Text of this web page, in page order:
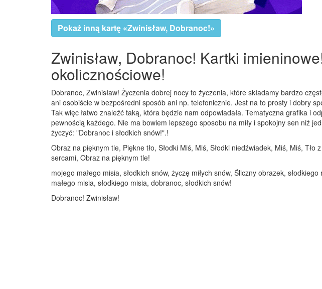
Pokaż inną kartę «Zwinisław, Dobranoc!»
Zwinisław, Dobranoc! Kartki
okolicznościowe!
Dobranoc, Zwinisław! Życzenia dobrej nocy to życzenia, które składamy bardzo
ani osobiście w bezpośredni sposób ani np. telefonicznie. Jest na to prosty i dobry
Tak więc łatwo znaleźć taką, która będzie nam odpowiadała. Tematyczna grafika i
pewnością każdego. Nie ma bowiem lepszego sposobu na miły i spokojny sen niż
życzyć: "Dobranoc i słodkich snów!".!
Obraz na pięknym tle, Piękne tło, Słodki Miś, Miś, Słodki niedźwiadek, Miś, Miś,
sercami, Obraz na pięknym tle!
mojego małego misia, słodkich snów, życzę miłych snów, Śliczny obrazek,
małego misia, słodkiego misia, dobranoc, słodkich snów!
Dobranoc! Zwinisław!